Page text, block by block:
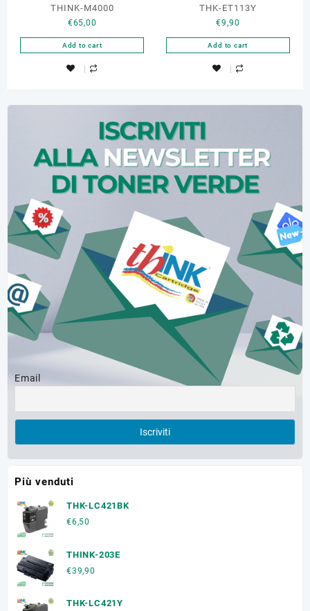
THINK-M4000
€65,00
Add to cart
THK-ET113Y
€9,90
Add to cart
Email
Più venduti
THK-LC421BK
€6,50
THINK-203E
€39,90
THK-LC421Y